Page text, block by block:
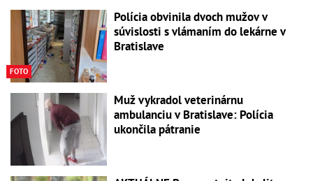
FOTO
Polícia obvinila dvoch mužov v
súvislosti s vlámaním do lekárne v
Bratislave
Muž vykradol veterinárnu
ambulanciu v Bratislave: Polícia
ukončila pátranie